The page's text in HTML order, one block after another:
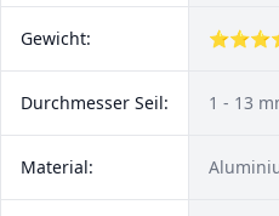
Gewicht:
Durchmesser Seil: 1 - 13
Material: